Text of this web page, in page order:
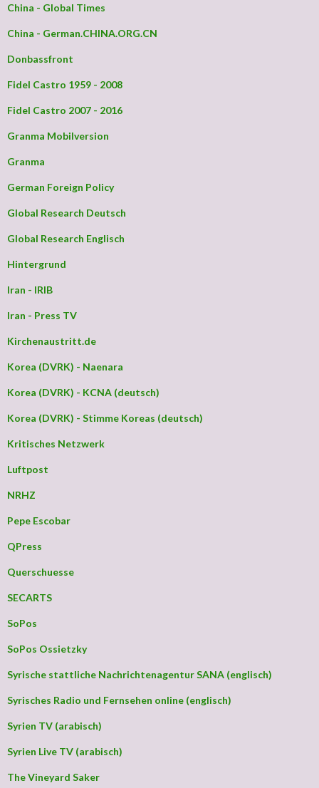
China - Global Times
China - German.CHINA.ORG.CN
Donbassfront
Fidel Castro 1959 - 2008
Fidel Castro 2007 - 2016
Granma Mobilversion
Granma
German Foreign Policy
Global Research Deutsch
Global Research Englisch
Hintergrund
Iran - IRIB
Iran - Press TV
Kirchenaustritt.de
Korea (DVRK) - Naenara
Korea (DVRK) - KCNA (deutsch)
Korea (DVRK) - Stimme Koreas (deutsch)
Kritisches Netzwerk
Luftpost
NRHZ
Pepe Escobar
QPress
Querschuesse
SECARTS
SoPos
SoPos Ossietzky
Syrische stattliche Nachrichtenagentur SANA (englisch)
Syrisches Radio und Fernsehen online (englisch)
Syrien TV (arabisch)
Syrien Live TV (arabisch)
The Vineyard Saker